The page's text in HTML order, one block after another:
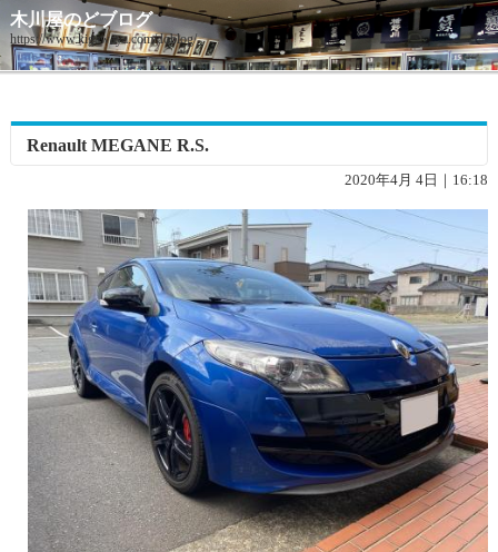
木川屋のどブログ
https://www.kigawaya.com/doblog/
Renault MEGANE R.S.
2020年4月 4日｜16:18